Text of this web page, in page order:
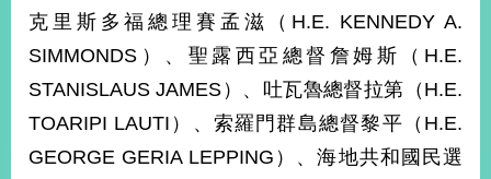
首
頁
網
站
導
覽
於
本
克里斯多福總理賽孟滋（H.E. KENNEDY A.
SIMMONDS）、聖露西亞總督詹姆斯（H.E.
STANISLAUS JAMES）、吐瓦魯總督拉第（H.E.
TOARIPI LAUTI）、索羅門群島總督黎平（H.E.
GEORGE GERIA LEPPING）、海地共和國民選